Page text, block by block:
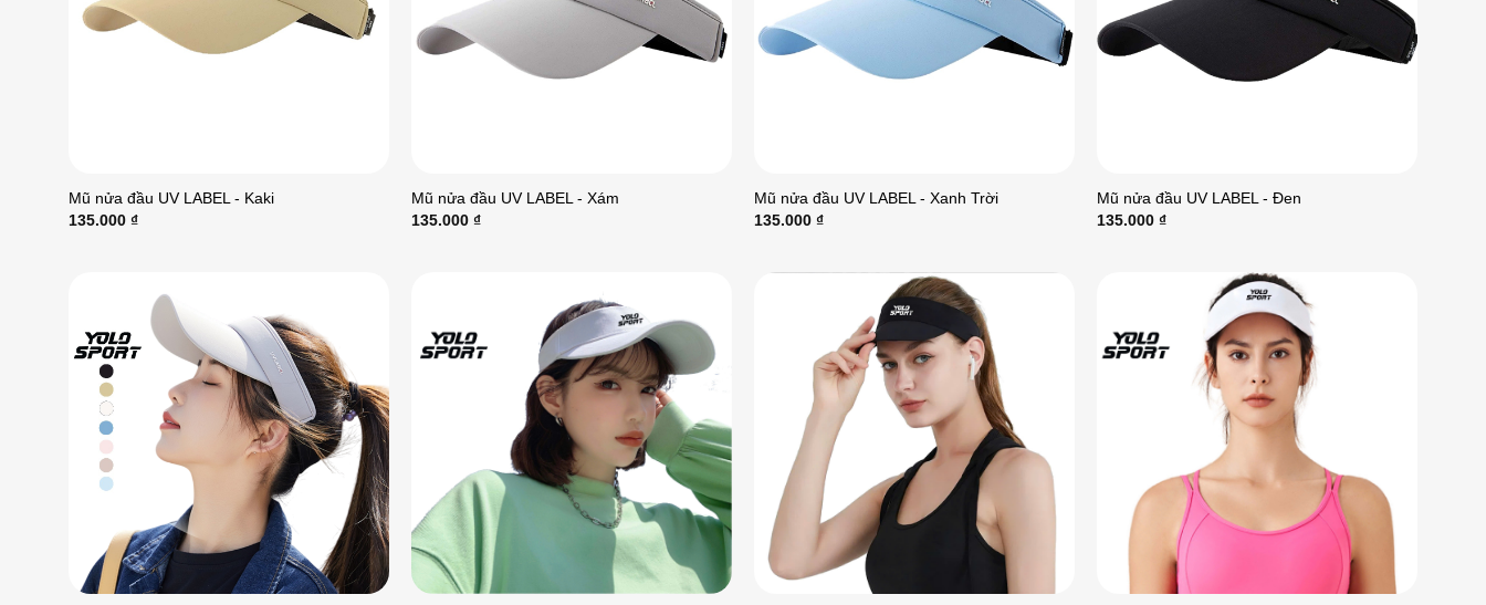
Mũ nửa đầu UV LABEL - Kaki
135.000 ₫
Mũ nửa đầu UV LABEL - Xám
135.000 ₫
Mũ nửa đầu UV LABEL - Xanh Trời
135.000 ₫
Mũ nửa đầu UV LABEL - Đen
135.000 ₫